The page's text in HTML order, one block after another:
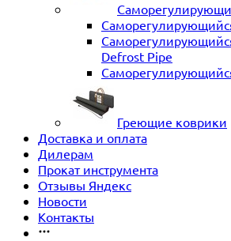
Defrost Pipe
Греющие коврики
Доставка и оплата
Дилерам
Прокат инструмента
Отзывы Яндекс
Новости
Контакты